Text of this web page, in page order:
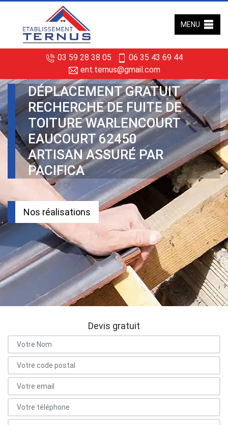
03 59 28 38 05
06 35 43 69 44
ent.ternus@gmail.com
MENU
DÉPLACEMENT GRATUIT
RECHERCHE DE FUITE DE
TOITURE WARLENCOURT
EAUCOURT 62450
ARTISAN ASSURÉ PAR
PACIFICA
Nos réalisations
Devis gratuit